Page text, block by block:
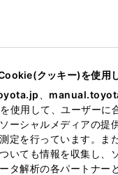
クッキー)を使用し
使用して、ユーザーに
ーシャルメディアの提
定を行っています。ま
いても情報を収集し、
タ解析の各パートナー